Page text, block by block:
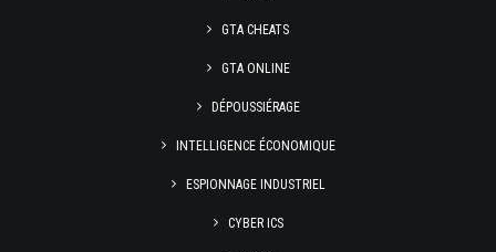
GTA CHEATS
GTA ONLINE
DÉPOUSSIÉRAGE
INTELLIGENCE ÉCONOMIQUE
ESPIONNAGE INDUSTRIEL
CYBER ICS